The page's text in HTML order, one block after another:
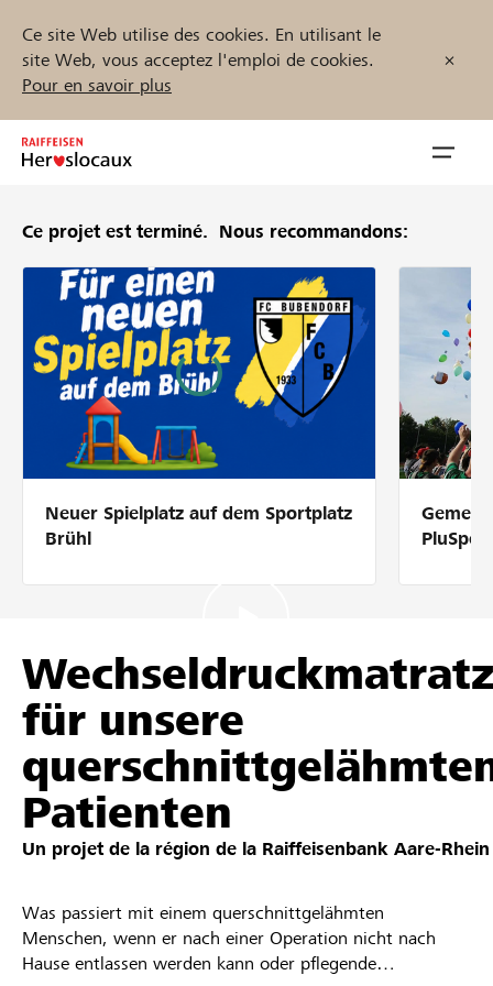
Ce site Web utilise des cookies. En utilisant le
site Web, vous acceptez l'emploi de cookies.
Pour en savoir plus
Inhalt
Parrainer
Soutien & assistance
Partenaires / Banques Raiffeisen
Se connecter
S'inscrire
Trouvez des projets et des organisations
DE FR IT
Ce projet est terminé. Nous recommandons:
Neuer Spielplatz auf dem Sportplatz
Brühl
für unsere
Patienten
Un projet de la région de la Raiffeisenbank Aare-Rhein
Was passiert mit einem querschnittgelähmten
Menschen, wenn er nach einer Operation nicht nach
Hause entlassen werden kann oder pflegende